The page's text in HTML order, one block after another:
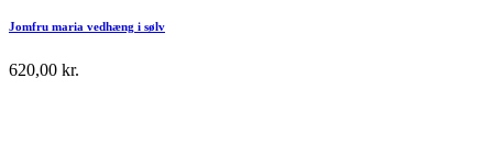
Jomfru maria vedhæng i sølv
620,00 kr.